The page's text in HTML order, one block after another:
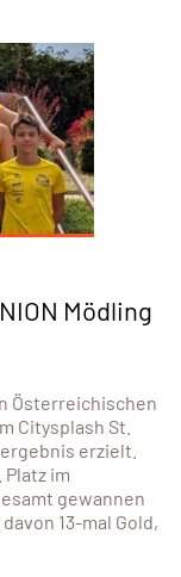
Mödling
Österreichischen
Citysplash St.
erzielt.
Platz im
gewannen
13-mal Gold,